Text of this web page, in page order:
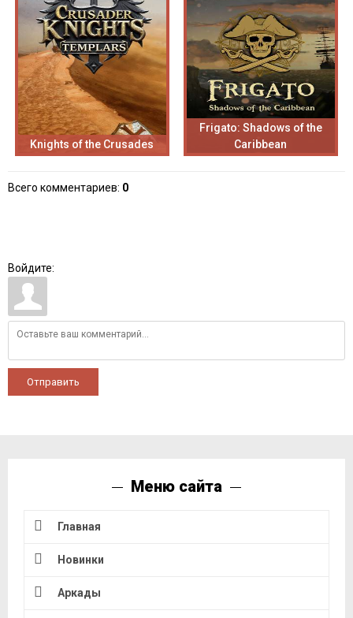
Knights of the Crusades
Frigato: Shadows of the
Caribbean
Всего комментариев: 0
Войдите:
Отправить
Меню сайта
Главная
Новинки
Аркады